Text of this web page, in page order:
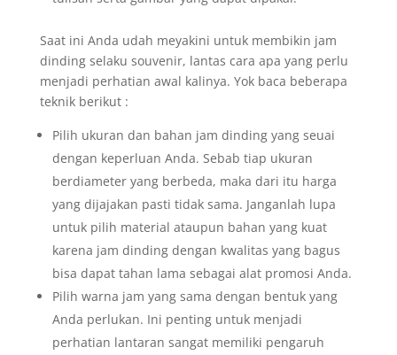
Saat ini Anda udah meyakini untuk membikin jam
dinding selaku souvenir, lantas cara apa yang perlu
menjadi perhatian awal kalinya. Yok baca beberapa
teknik berikut :
Pilih ukuran dan bahan jam dinding yang seuai
dengan keperluan Anda. Sebab tiap ukuran
berdiameter yang berbeda, maka dari itu harga
yang dijajakan pasti tidak sama. Janganlah lupa
untuk pilih material ataupun bahan yang kuat
karena jam dinding dengan kwalitas yang bagus
bisa dapat tahan lama sebagai alat promosi Anda.
Pilih warna jam yang sama dengan bentuk yang
Anda perlukan. Ini penting untuk menjadi
perhatian lantaran sangat memiliki pengaruh